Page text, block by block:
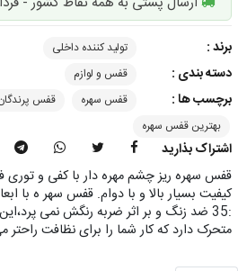
برند : تولید کننده داخلی
دسته بندی : قفس و لوازم
برچسب ها : قفس سهره قفس
بهترین قفس سهره
اشتراک بذارید
قفس سهره ریز چشم مهره دار با کفی و توری
:35 ضد زنگ و بر اثر ضربه رنگش نمی
متحرک دارد که کار شما را برای نظافت راحتر